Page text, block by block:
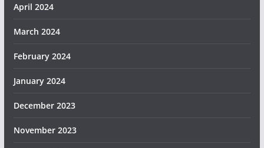
April 2024
March 2024
February 2024
January 2024
December 2023
November 2023